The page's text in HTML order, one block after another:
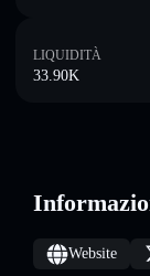
LIQUIDITÀ
33.90K
Website